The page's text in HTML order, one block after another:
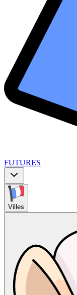
FUTURES
Villes